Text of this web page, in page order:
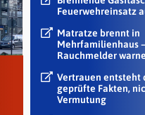
Feuerwehreinsatz
Matratze brennt in
Mehrfamilienhaus –
Rauchmelder
Vertrauen entsteht
geprüfte Fakten,
Vermutung